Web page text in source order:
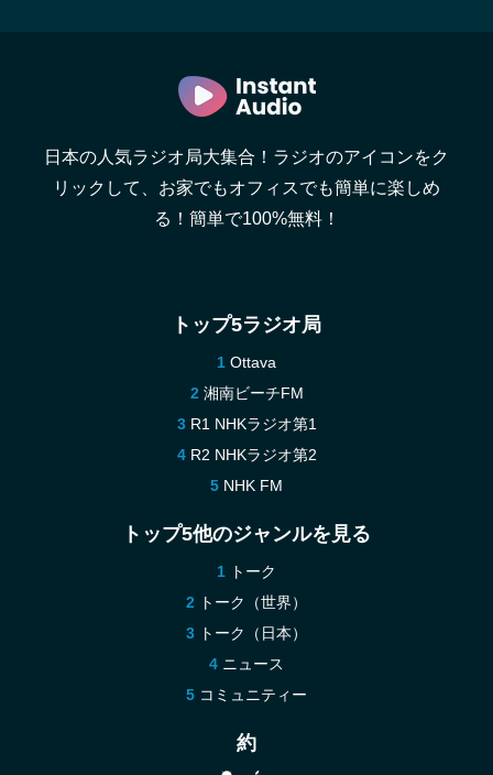
日本の人気ラジオ局大集合！ラジオのアイコンをク
リックして、お家でもオフィスでも簡単に楽しめ
る！簡単で100%無料！
トップ5ラジオ局
Ottava
湘南ビーチFM
R1 NHKラジオ第1
R2 NHKラジオ第2
NHK FM
トップ5他のジャンルを見る
トーク
トーク（世界）
トーク（日本）
ニュース
コミュニティー
約